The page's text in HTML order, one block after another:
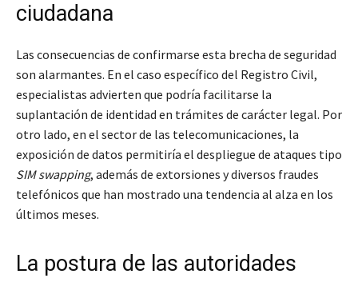
ciudadana
Las consecuencias de confirmarse esta brecha de seguridad
son alarmantes. En el caso específico del Registro Civil,
especialistas advierten que podría facilitarse la
suplantación de identidad en trámites de carácter legal. Por
otro lado, en el sector de las telecomunicaciones, la
exposición de datos permitiría el despliegue de ataques tipo
SIM swapping, además de extorsiones y diversos fraudes
telefónicos que han mostrado una tendencia al alza en los
últimos meses.
La postura de las autoridades